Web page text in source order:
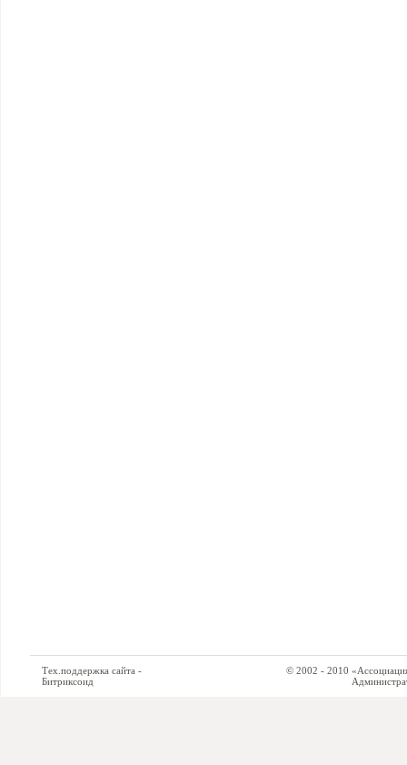
Тех.поддержка сайта -
Битриксоид
© 2002 - 2010 «Ассоциация